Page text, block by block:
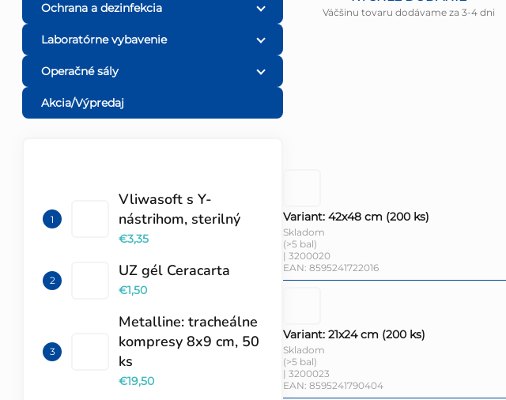
Ochrana a dezinfekcia
Laboratórne vybavenie
Operačné sály
Akcia/Výpredaj
Vliwasoft s Y-
nástrihom, sterilný
€3,35
UZ gél Ceracarta
€1,50
Metalline: tracheálne
kompresy 8x9 cm, 50
ks
€19,50
Väčšinu tovaru dodávame za 3-4 dni
Variant: 42x48 cm (200 ks)
Skladom
(>5 bal)
| 3200020
EAN: 8595241722016
Variant: 21x24 cm (200 ks)
Skladom
(>5 bal)
| 3200023
EAN: 8595241790404